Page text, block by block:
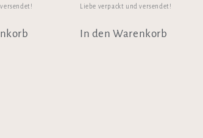
Liebe verpackt und versendet!
In den Warenkorb